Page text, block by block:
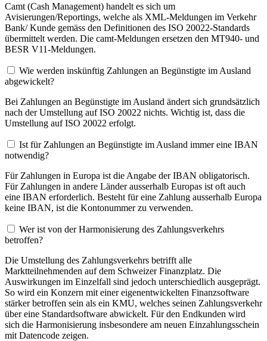
Camt (Cash Management) handelt es sich um
Avisierungen/Reportings, welche als XML-Meldungen im Verkehr
Bank/ Kunde gemäss den Definitionen des ISO 20022-Standards
übermittelt werden. Die camt-Meldungen ersetzen den MT940- und
BESR V11-Meldungen.
Wie werden inskünftig Zahlungen an Begünstigte im Ausland
abgewickelt?
Bei Zahlungen an Begünstigte im Ausland ändert sich grundsätzlich
nach der Umstellung auf ISO 20022 nichts. Wichtig ist, dass die
Umstellung auf ISO 20022 erfolgt.
Ist für Zahlungen an Begünstigte im Ausland immer eine IBAN
notwendig?
Für Zahlungen in Europa ist die Angabe der IBAN obligatorisch.
Für Zahlungen in andere Länder ausserhalb Europas ist oft auch
eine IBAN erforderlich. Besteht für eine Zahlung ausserhalb Europa
keine IBAN, ist die Kontonummer zu verwenden.
Wer ist von der Harmonisierung des Zahlungsverkehrs
betroffen?
Die Umstellung des Zahlungsverkehrs betrifft alle
Marktteilnehmenden auf dem Schweizer Finanzplatz. Die
Auswirkungen im Einzelfall sind jedoch unterschiedlich ausgeprägt.
So wird ein Konzern mit einer eigenentwickelten Finanzsoftware
stärker betroffen sein als ein KMU, welches seinen Zahlungsverkehr
über eine Standardsoftware abwickelt. Für den Endkunden wird
sich die Harmonisierung insbesondere am neuen Einzahlungsschein
mit Datencode zeigen.